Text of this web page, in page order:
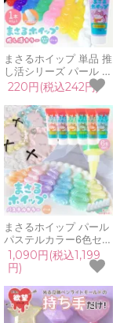
まさるホイップ 単品 推
し活シリーズ パール ク
リア ラメ入り 50g ホ
イップデコクリーム ク
ラフト スイーツ 手芸
GreenOceanオリジナ
ル♪
220円(税込242円)
まさるホイップ パール
パステルカラー6色セッ
ト 50g ホイップデコク
リーム レジン クラフト
用 ミニチュア スイーツ
推し活 手芸
GreenOceanオリジナ
ル♪
1,090円(税込1,199
円)